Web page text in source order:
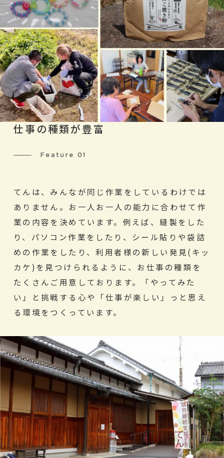
仕事の種類が豊富
Feature 01
てんは、みんなが同じ作業をしているわけでは
ありません。お一人お一人の能力に合わせて作
業の内容を決めています。例えば、縫製をした
り、パソコン作業をしたり、シール貼りや袋詰
めの作業をしたり、利用者様の新しい発見(キッ
カケ)を見つけられるように、お仕事の種類を
たくさんご用意しております。「やってみた
い」と挑戦する心や「仕事が楽しい」っと思え
る環境をつくっています。